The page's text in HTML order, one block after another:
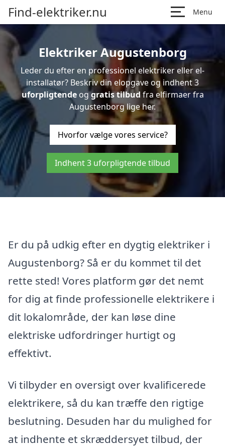
Find-elektriker.nu Menu
Elektriker Augustenborg
Leder du efter en professionel elektriker eller el-
installatør? Beskriv din elopgave og indhent 3
uforpligtendeoggratis tilbud fra elfirmaer fra
Augustenborg lige her.
Hvorfor vælge vores service?
Indhent 3 uforpligtende tilbud
Er du på udkig efter en dygtig elektriker i
Augustenborg? Så er du kommet til det
rette sted! Vores platform gør det nemt
for dig at finde professionelle elektrikere i
dit lokalområde, der kan løse dine
elektriske udfordringer hurtigt og
effektivt.
Vi tilbyder en oversigt over kvalificerede
elektrikere, så du kan træffe den rigtige
beslutning. Desuden har du mulighed for
at indhente et skræddersyet tilbud, der